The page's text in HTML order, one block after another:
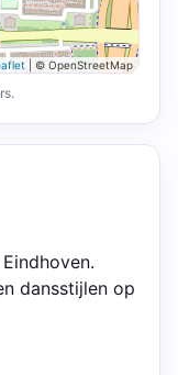
© OpenStreetMap
dansstijlen op